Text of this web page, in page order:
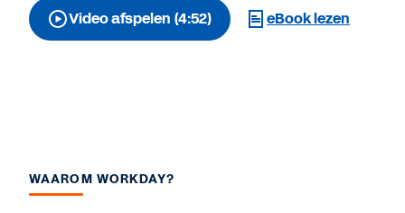
Video afspelen (4:52) eBook lezen
WAAROM WORKDAY?